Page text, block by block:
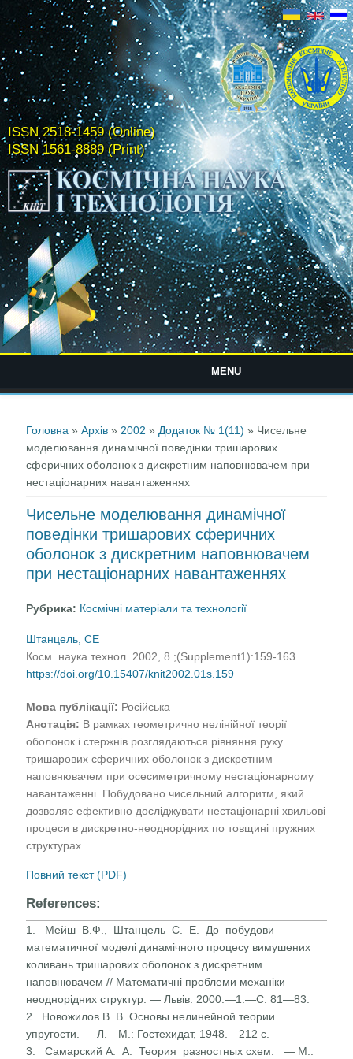
ISSN 2518-1459 (Online)
ISSN 1561-8889 (Print)
MENU
Головна »Архів » 2002 » Додаток № 1(11) » Чисельне
моделювання динамічної поведінки тришарових
сферичних оболонок з дискретним наповнювачем при
нестаціонарних навантаженнях
Чисельне моделювання динамічної
поведінки тришарових сферичних
оболонок з дискретним наповнювачем
при нестаціонарних навантаженнях
Рубрика: Космічні матеріали та технології
Штанцель, СЕ
Косм. наука технол. 2002, 8 ;(Supplement1):159-163
https://doi.org/10.15407/knit2002.01s.159
Мова публікації: Російська
Анотація: В рамках геометрично нелінійної теорії
оболонок і стержнів розглядаються рівняння руху
тришарових сферичних оболонок з дискретним
наповнювачем при осесиметричному нестаціонарному
навантаженні. Побудовано чисельний алгоритм, який
дозволяє ефективно досліджувати нестаціонарні хвильові
процеси в дискретно-неоднорідних по товщині пружних
структурах.
Повний текст (PDF)
References:
1. Мейш В.Ф., Штанцель С. Е. До побудови
математичної моделі динамічного процесу вимушених
коливань тришарових оболонок з дискретним
наповнювачем // Математичні проблеми механіки
неоднорідних структур. — Львів. 2000.—1.—С. 81—83.
2. Новожилов В. В. Основы нелинейной теории
упругости. — Л.—М.: Гостехидат, 1948.—212 с.
3. Самарский А. А. Теория разностных схем. — М.: